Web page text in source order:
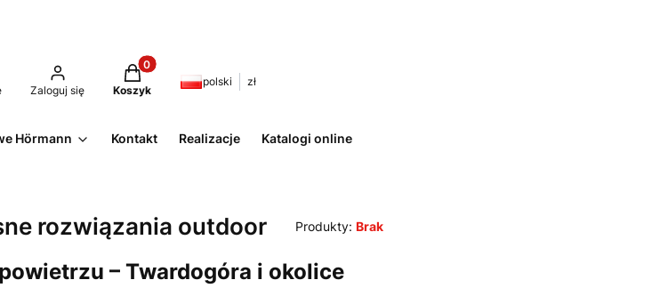
Zaloguj się
Produkty w koszyku: 0. Zobacz szczegóły
Koszyk
polski zł
Hörmann Kontakt Realizacje Katalogi online
rozwiązania outdoor Produkty: Brak
– Twardogóra i okolice